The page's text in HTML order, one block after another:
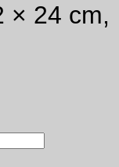
× 24 cm,